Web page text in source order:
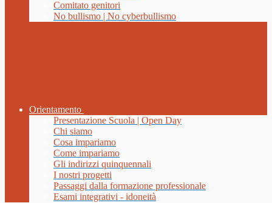
Comitato genitori
No bullismo | No cyberbullismo
Orientamento
Presentazione Scuola | Open Day
Chi siamo
Cosa impariamo
Come impariamo
Gli indirizzi quinquennali
I nostri progetti
Passaggi dalla formazione professionale
Esami integrativi - idoneità